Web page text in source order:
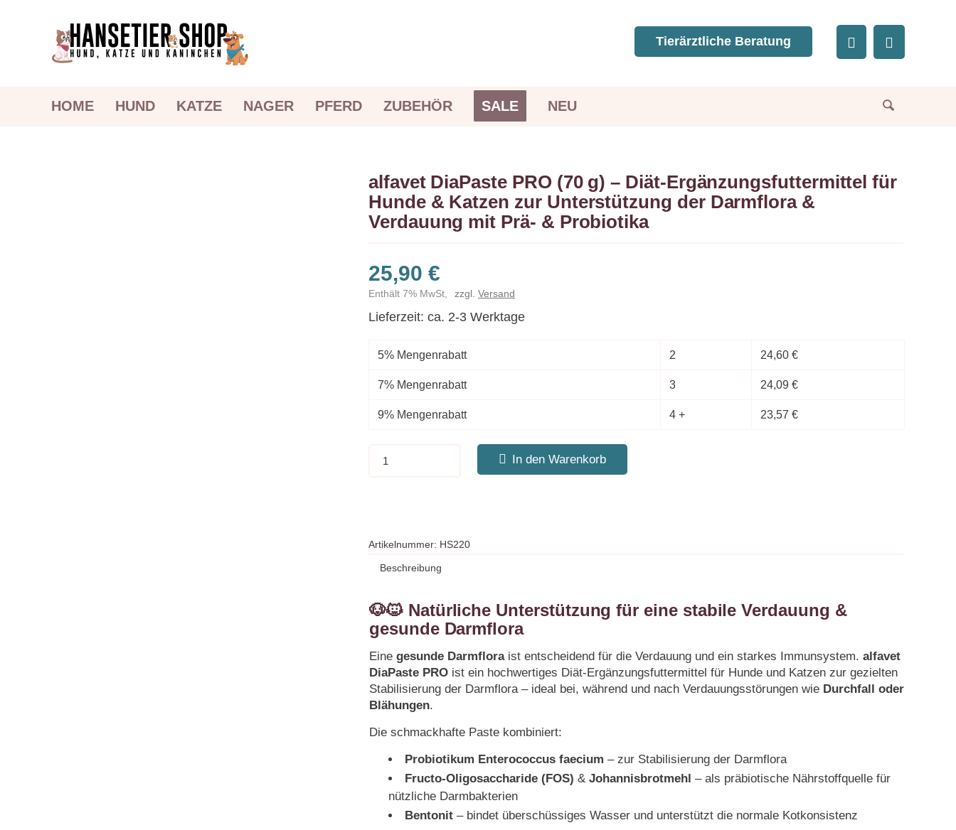
Tierärztliche Beratung
HOME HUND KATZE NAGER PFERD ZUBEHÖR SALE NEU
alfavet DiaPaste PRO (70 g) – Diät-Ergänzungsfuttermittel für
Hunde & Katzen zur Unterstützung der Darmflora &
Verdauung mit Prä- & Probiotika
25,90 €
Enthält 7% MwSt, zzgl. Versand
Lieferzeit: ca. 2-3 Werktage
5% Mengenrabatt 2 24,60 €
7% Mengenrabatt 3 24,09 €
9% Mengenrabatt 4 + 23,57 €
In den Warenkorb
Artikelnummer: HS220
Beschreibung
🐶🐱 Natürliche Unterstützung für eine stabile Verdauung &
gesunde Darmflora
Eine gesunde Darmfloraist entscheidend für die Verdauung und ein starkes Immunsystem. alfavet
DiaPaste PRO ist ein hochwertiges Diät-Ergänzungsfuttermittel für Hunde und Katzen zur gezielten
Stabilisierung der Darmflora – ideal bei, während und nach Verdauungsstörungen wie Durchfall oder
Blähungen.
Die schmackhafte Paste kombiniert:
Probiotikum Enterococcus faecium – zur Stabilisierung der Darmflora
Fructo-Oligosaccharide (FOS) & Johannisbrotmehl – als präbiotische Nährstoffquelle für
nützliche Darmbakterien
Bentonit – bindet überschüssiges Wasser und unterstützt die normale Kotkonsistenz